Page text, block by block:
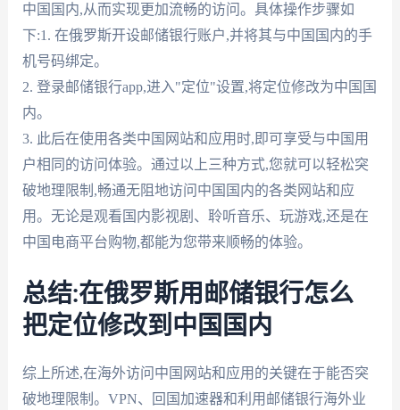
中国国内,从而实现更加流畅的访问。具体操作步骤如
下:1. 在俄罗斯开设邮储银行账户,并将其与中国国内的手
机号码绑定。
2. 登录邮储银行app,进入"定位"设置,将定位修改为中国国
内。
3. 此后在使用各类中国网站和应用时,即可享受与中国用
户相同的访问体验。通过以上三种方式,您就可以轻松突
破地理限制,畅通无阻地访问中国国内的各类网站和应
用。无论是观看国内影视剧、聆听音乐、玩游戏,还是在
中国电商平台购物,都能为您带来顺畅的体验。
总结:在俄罗斯用邮储银行怎么
把定位修改到中国国内
综上所述,在海外访问中国网站和应用的关键在于能否突
破地理限制。VPN、回国加速器和利用邮储银行海外业